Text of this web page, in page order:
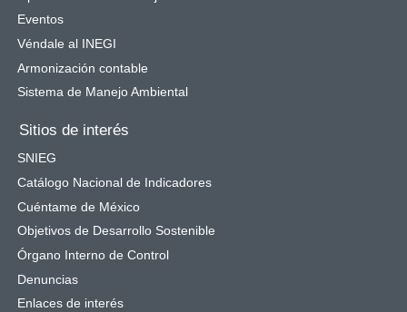
Eventos
Véndale al INEGI
Armonización contable
Sistema de Manejo Ambiental
Sitios de interés
SNIEG
Catálogo Nacional de Indicadores
Cuéntame de México
Objetivos de Desarrollo Sostenible
Órgano Interno de Control
Denuncias
Enlaces de interés